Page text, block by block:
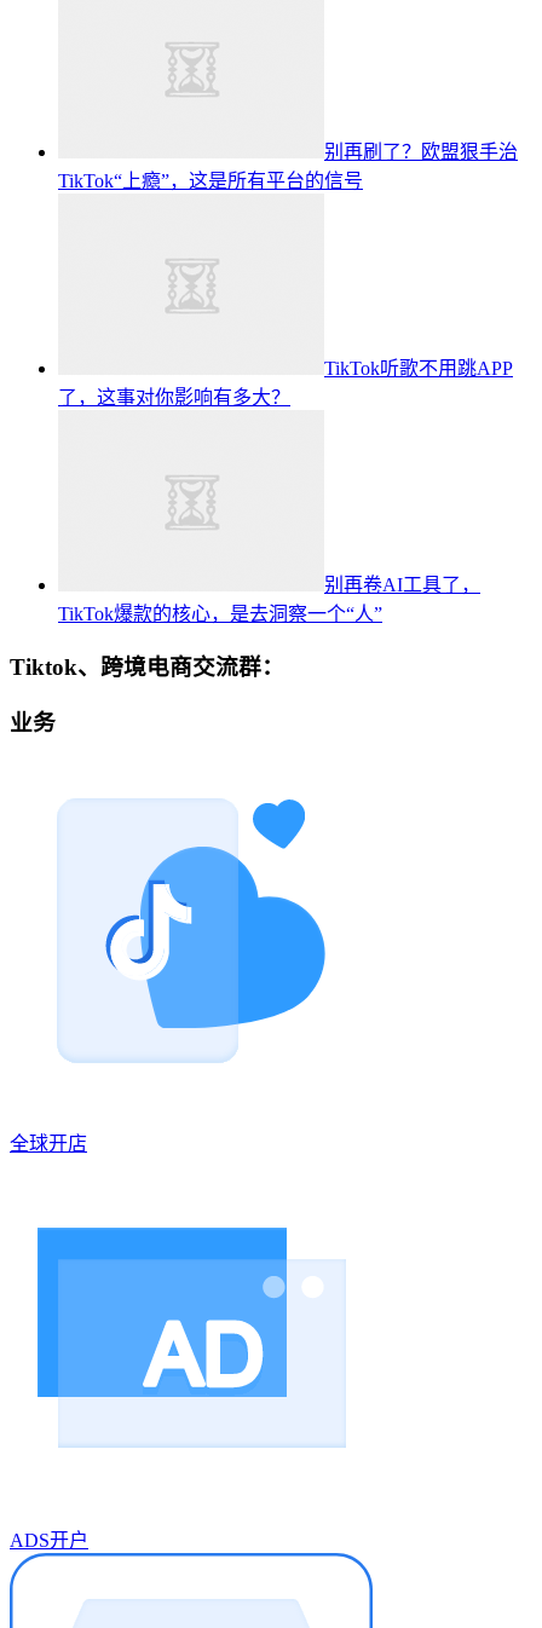
别再刷了？欧盟狠手治
TikTok“上瘾”，这是所有平台的信号
TikTok听歌不用跳APP
了，这事对你影响有多大？
别再卷AI工具了，
TikTok爆款的核心，是去洞察一个“人”
Tiktok、跨境电商交流群：
业务
全球开店
ADS开户